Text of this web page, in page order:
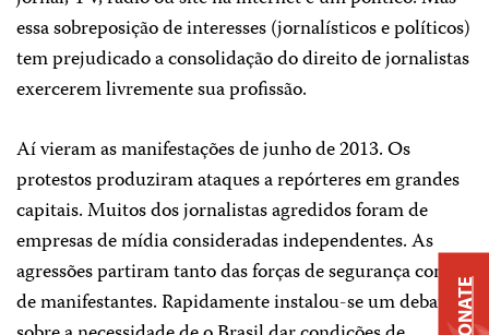
essa sobreposição de interesses (jornalísticos e políticos)
tem prejudicado a consolidação do direito de jornalistas
exercerem livremente sua profissão.
Aí vieram as manifestações de junho de 2013. Os
protestos produziram ataques a repórteres em grandes
capitais. Muitos dos jornalistas agredidos foram de
empresas de mídia consideradas independentes. As
agressões partiram tanto das forças de segurança como
de manifestantes. Rapidamente instalou-se um debate DONATE